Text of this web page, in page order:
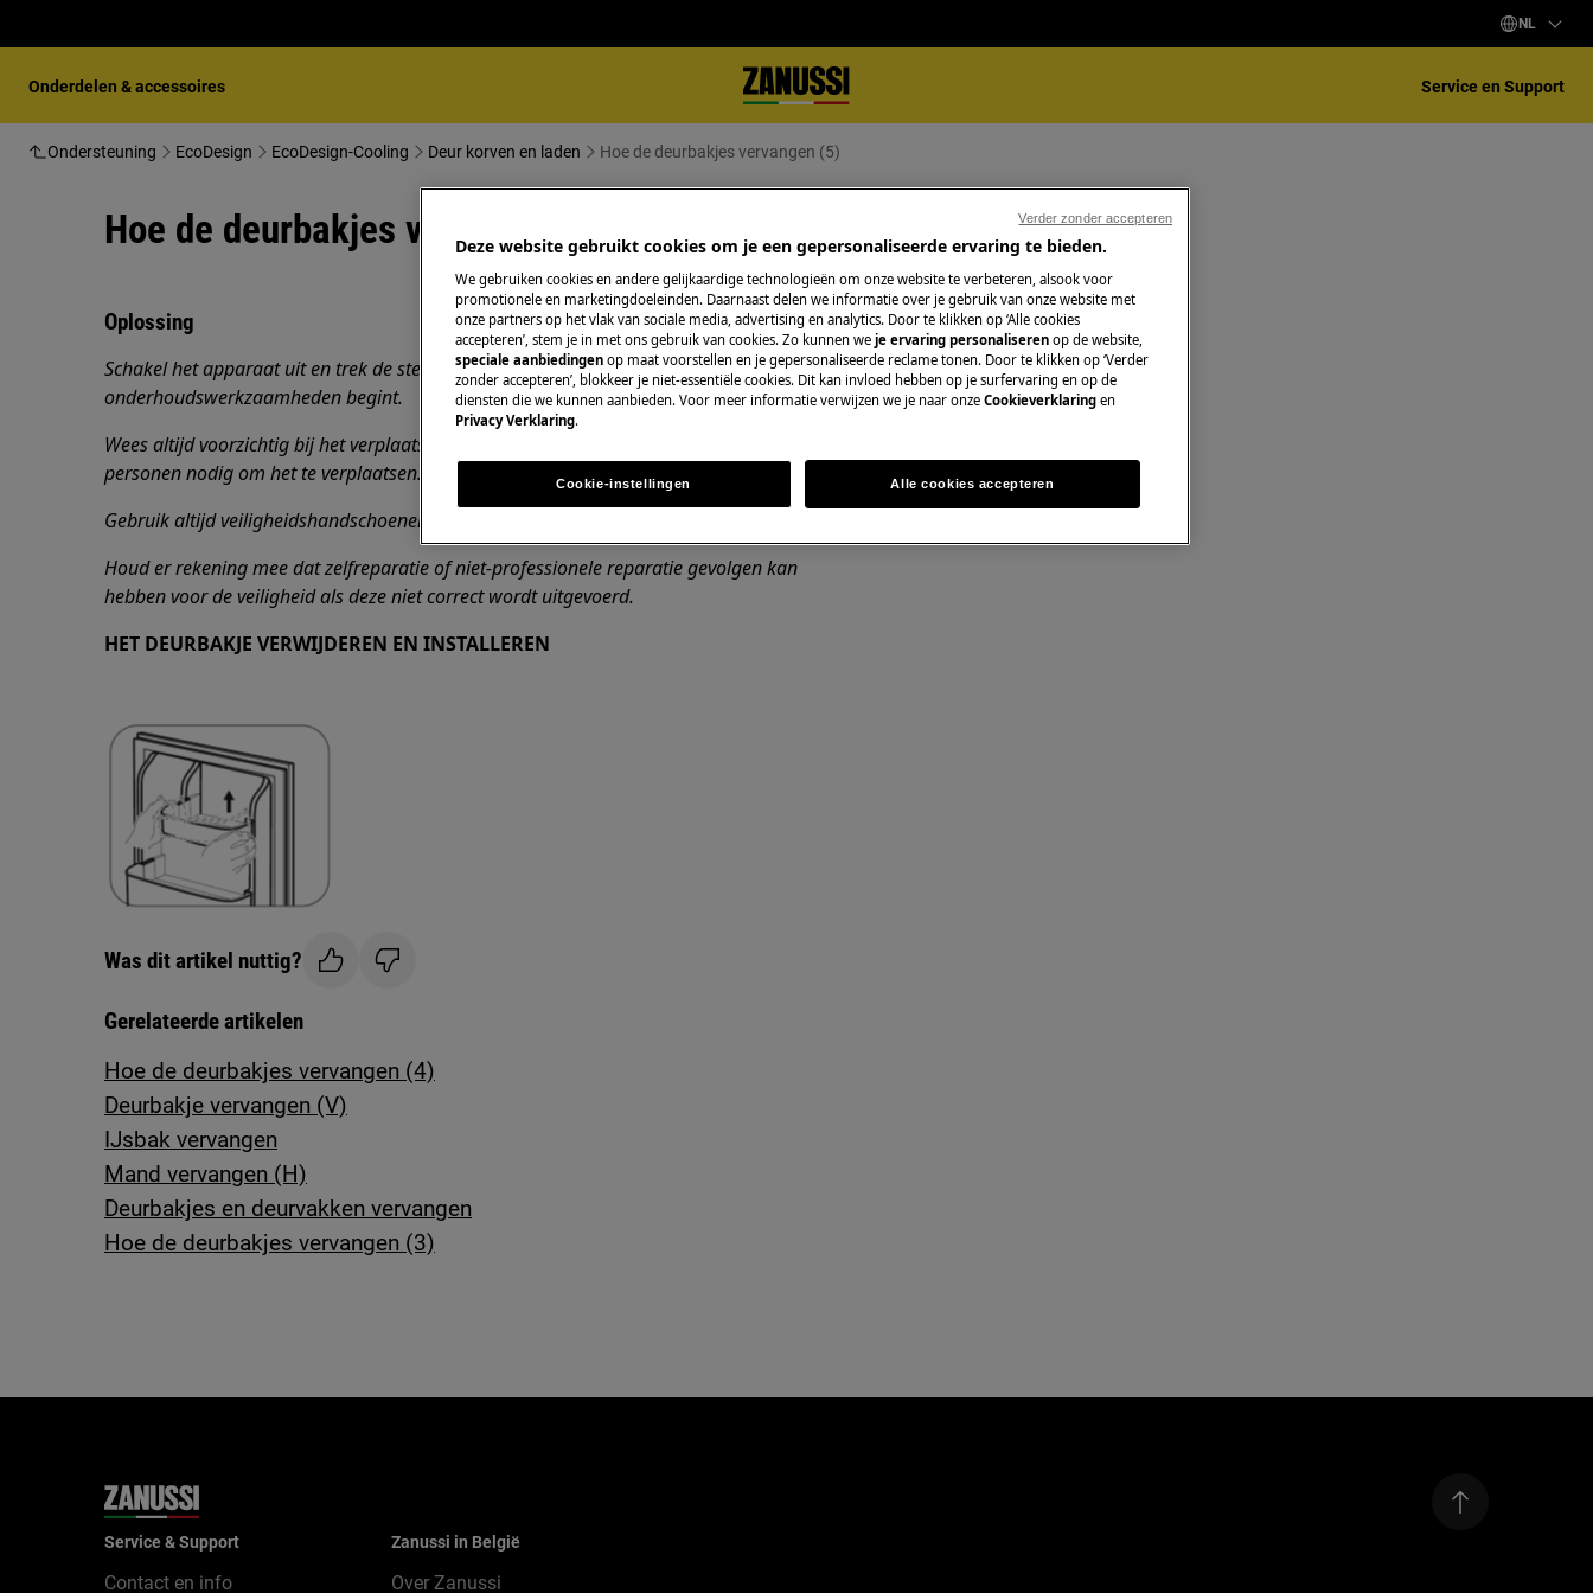
NL
Onderdelen & accessoires Service en Support
Ondersteuning EcoDesign EcoDesign-Cooling Deur korven en laden Hoe de deurbakjes vervangen (5)
Hoe de deurbakjes vervangen (5)
Oplossing
Schakel het apparaat uit en trek de stekker uit het stopcontact voordat je met
onderhoudswerkzaamheden begint.
Wees altijd voorzichtig bij het verplaatsen van apparaten, voor zware apparaten zijn twee
personen nodig om het te verplaatsen.
Gebruik altijd veiligheidshandschoenen en gesloten schoeisel.
Houd er rekening mee dat zelfreparatie of niet-professionele reparatie gevolgen kan
hebben voor de veiligheid als deze niet correct wordt uitgevoerd.
HET DEURBAKJE VERWIJDEREN EN INSTALLEREN
Was dit artikel nuttig?
Gerelateerde artikelen
Hoe de deurbakjes vervangen (4)
Deurbakje vervangen (V)
IJsbak vervangen
Mand vervangen (H)
Deurbakjes en deurvakken vervangen
Hoe de deurbakjes vervangen (3)
Service & Support
Contact en info
Zanussi in België
Over Zanussi
Deze website gebruikt cookies om je een gepersonaliseerde ervaring te bieden.
We gebruiken cookies en andere gelijkaardige technologieën om onze website te verbeteren, alsook voor
promotionele en marketingdoeleinden. Daarnaast delen we informatie over je gebruik van onze website met
onze partners op het vlak van sociale media, advertising en analytics. Door te klikken op ‘Alle cookies
accepteren’, stem je in met ons gebruik van cookies. Zo kunnen we je ervaring personaliseren op de website,
speciale aanbiedingen op maat voorstellen en je gepersonaliseerde reclame tonen. Door te klikken op ‘Verder
zonder accepteren’, blokkeer je niet-essentiële cookies. Dit kan invloed hebben op je surfervaring en op de
diensten die we kunnen aanbieden. Voor meer informatie verwijzen we je naar onze Cookieverklaring en
Privacy Verklaring.
Cookie-instellingen Alle cookies accepteren
Verder zonder accepteren